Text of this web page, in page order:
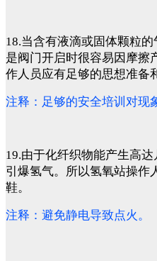
18.当含有液滴或固体颗粒
是阀门开启时很容易因摩擦
作人员应有足够的思想准备
注释：足够的安全培训对现
19.由于化纤织物能产生高
引爆氢气。所以氢氧站操作
鞋。
注释：避免静电导致点火。